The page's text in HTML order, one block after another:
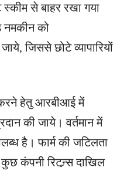
स्कीम से बाहर रखा गया
नमकीन को
जिससे छोटे व्यापारियों
करने हेतु आरबीआई में
की जाये। वर्तमान में
है। फार्म की जटिलता
कंपनी रिटन्र्स दाखिल